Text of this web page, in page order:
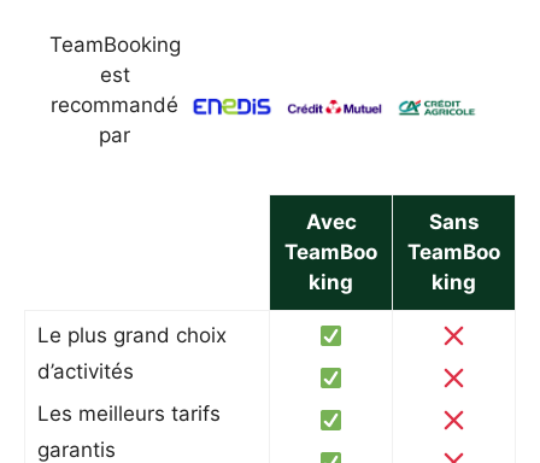
TeamBooking
est
recommandé
par
Avec
TeamBoo
king
Sans
TeamBoo
king
Le plus grand choix
d’activités
Les meilleurs tarifs
garantis